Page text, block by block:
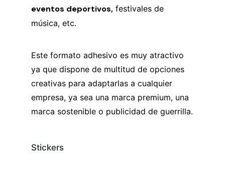
eventos deportivos, festivales de
música, etc.
Este formato adhesivo es muy atractivo
ya que dispone de multitud de opciones
creativas para adaptarlas a cualquier
empresa, ya sea una marca premium, una
marca sostenible o publicidad de guerrilla.
Stickers